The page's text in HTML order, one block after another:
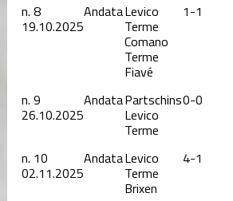
n. 8
19.10.2025
AndataLevico
Terme
Comano
Terme
Fiavé
1-1
n. 9
26.10.2025
AndataPartschins
Levico
Terme
0-0
n. 10
02.11.2025
AndataLevico
Terme
Brixen
4-1